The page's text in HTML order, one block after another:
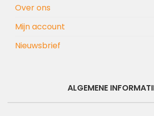
Over ons
Mijn account
Nieuwsbrief
ALGEMENE